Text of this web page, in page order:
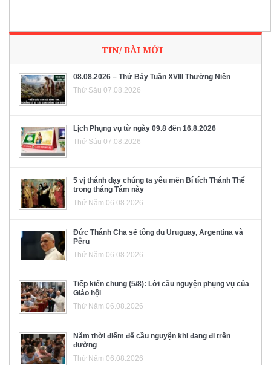
TIN/ BÀI MỚI
08.08.2026 – Thứ Bảy Tuần XVIII Thường Niên
Thứ Sáu 07.08.2026
Lịch Phụng vụ từ ngày 09.8 đến 16.8.2026
Thứ Sáu 07.08.2026
5 vị thánh dạy chúng ta yêu mến Bí tích Thánh Thể
trong tháng Tám này
Thứ Năm 06.08.2026
Đức Thánh Cha sẽ tông du Uruguay, Argentina và
Pêru
Thứ Năm 06.08.2026
Tiếp kiến chung (5/8): Lời cầu nguyện phụng vụ của
Giáo hội
Thứ Năm 06.08.2026
Năm thời điểm để cầu nguyện khi đang đi trên
đường
Thứ Năm 06.08.2026